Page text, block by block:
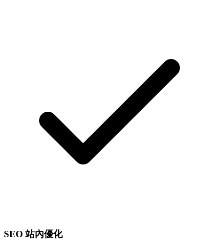
SEO 站內優化